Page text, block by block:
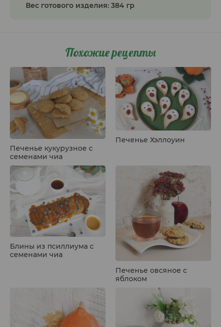
Вес готового изделия: 384 гр
Похожие рецепты
Печенье кукурузное с
семенами чиа
Печенье Хэллоуин
Блины из псиллиума с
семенами чиа
Печенье овсяное с
яблоком